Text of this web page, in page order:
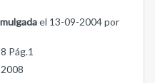
el 13-09-2004 por
Pág.1